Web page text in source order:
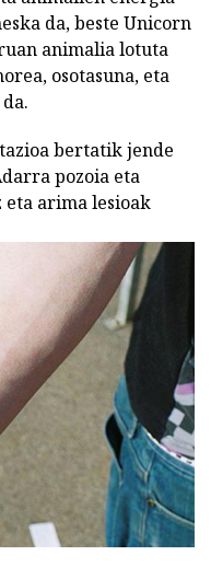
da, beste Unicorn
animalia lotuta
osotasuna, eta
bertatik jende
pozoia eta
arima lesioak